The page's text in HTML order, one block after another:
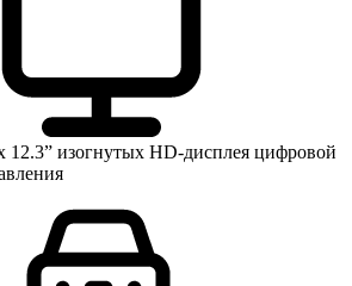
12.3” изогнутых HD-дисплея цифровой